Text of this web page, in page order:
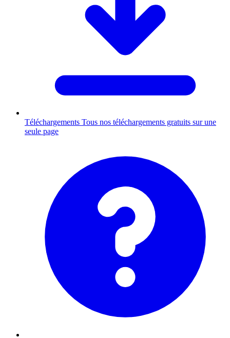
Téléchargements Tous nos téléchargements gratuits sur une
seule page